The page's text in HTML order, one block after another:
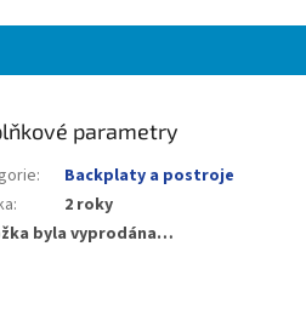
parametry
:
Backplaty a postroje
:
2 roky
byla vyprodána…